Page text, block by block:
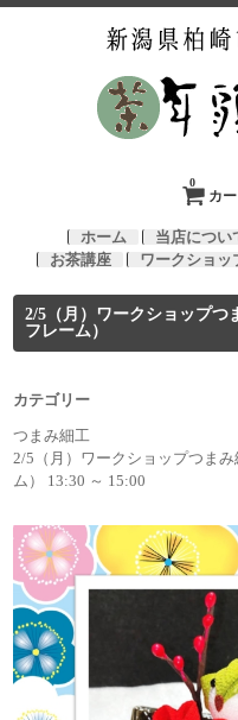
カ
0
ホーム 当店につい
お茶講座
ワークショッ
2/5（月）ワークショップ
フレーム）
カテゴリー
つまみ細工
2/5（月）ワークショップつま
ム） 13:30 ～ 15:00